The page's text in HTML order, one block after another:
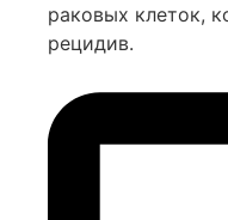
раковых клеток,
рецидив.